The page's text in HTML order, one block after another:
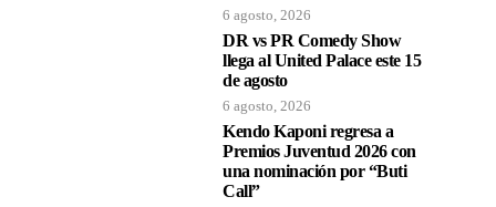
6 agosto, 2026
DR vs PR Comedy Show
llega al United Palace este 15
de agosto
6 agosto, 2026
Kendo Kaponi regresa a
Premios Juventud 2026 con
una nominación por “Buti
Call”